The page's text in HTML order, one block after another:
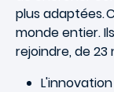
plus adaptées.
monde entier.
rejoindre, de